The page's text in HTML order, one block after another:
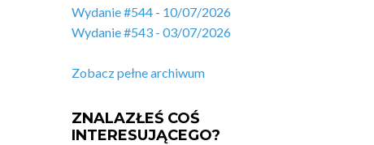
Wydanie #544 - 10/07/2026
Wydanie #543 - 03/07/2026
Zobacz pełne archiwum
ZNALAZŁEŚ COŚ
INTERESUJĄCEGO?